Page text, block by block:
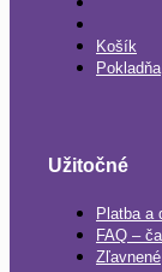
Košík
Pokladňa
Užitočné
Platba a
FAQ –
Zľavnené